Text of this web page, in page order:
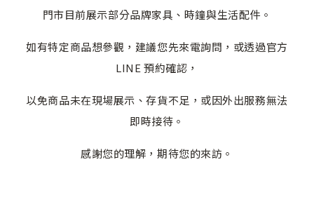
門市目前展示部分品牌家具、時鐘與生活配件。
如有特定商品想參觀，建議您先來電詢問，或透過官方
LINE 預約確認，
以免商品未在現場展示、存貨不足，或因外出服務無法
即時接待。
感謝您的理解，期待您的來訪。